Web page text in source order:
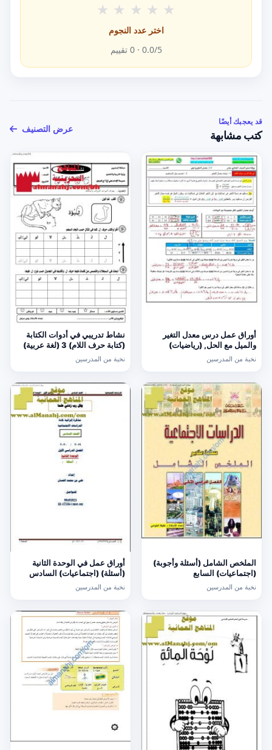
★ ★ ★ ★ ★
اختر عدد النجوم
0.0/5 ·
0 تقييم
قد يعجبك أيضًا
كتب مشابهة
عرض التصنيف
أوراق عمل درس معدل التغير
والميل مع الحل, (رياضيات)
الحادي عشر العام
نخبة من المدرسين
نشاط تدريبي في أدوات الكتابة
(كتابة حرف اللام) 3 (لغة عربية)
نخبة من المدرسين
الملخص الشامل (أسئلة وأجوبة)
(اجتماعيات) السابع
نخبة من المدرسين
أوراق عمل في الوحدة الثانية
(أسئلة) (اجتماعيات) السادس
نخبة من المدرسين